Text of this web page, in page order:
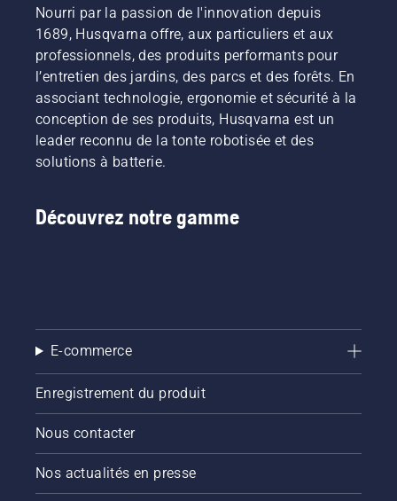
sont nos
utilisateurs
les plus
exigeants.
qu'élément
de
confort,
mais
aussi
comme
moyen
de
chauffage
quelques
conseils
le bois
de
plus
simple et
sûre.
Nourri par la passion de l'innovation depuis
1689, Husqvarna offre, aux particuliers et aux
professionnels, des produits performants pour
l’entretien des jardins, des parcs et des forêts. En
associant technologie, ergonomie et sécurité à la
conception de ses produits, Husqvarna est un
leader reconnu de la tonte robotisée et des
solutions à batterie.
Découvrez notre gamme
E-commerce
Enregistrement du produit
Nous contacter
Nos actualités en presse